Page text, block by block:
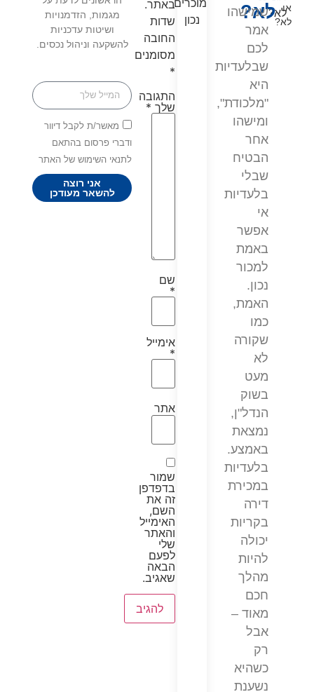
או
לא?לא?
שמישהו
אמר
לכם
שבלעדיות
היא
"מלכודת",
ומישהו
אחר
הבטיח
שבלי
בלעדיות
אי
אפשר
באמת
למכור
נכון.
האמת,
כמו
שקורה
לא
מעט
בשוק
הנדל"ן,
נמצאת
באמצע.
בלעדיות
במכירת
דירה
בקריות
יכולה
להיות
מהלך
חכם
מאוד –
אבל
רק
כשהיא
נשענת
באתר.
שדות
החובה
מסומנים
*
התגובה
שלך *
שם
*
אימייל
*
אתר
שמור
בדפדפן
זה את
השם,
האימייל
והאתר
שלי
לפעם
הבאה
שאגיב.
מגמות, הזדמנויות
ושיטות עדכניות
להשקעה וניהול נכסים.
מאשר/ת לקבל דיוור
ודברי פרסום בהתאם
לתנאי השימוש של האתר
אני רוצה
להשאר מעודכן